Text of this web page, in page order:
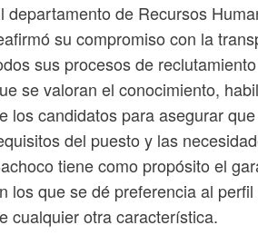
departamento de Recursos
su compromiso con la
sus procesos de
se valoran el conocimiento,
los candidatos para asegurar
del puesto y las
tiene como propósito el
los que se dé preferencia al
cualquier otra característica.